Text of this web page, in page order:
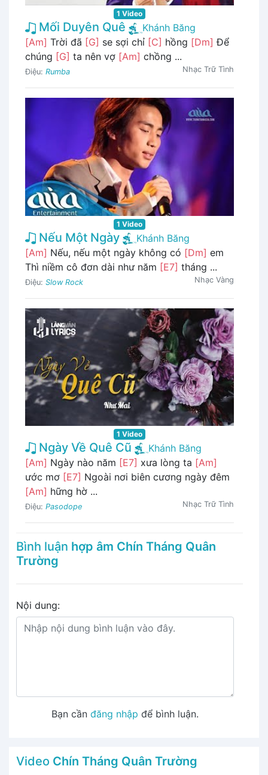
1 Video
Mối Duyên Quê
Khánh Băng
[Am] Trời đã [G] se sợi chỉ [C] hồng [Dm] Để
chúng [G] ta nên vợ [Am] chồng ...
Điệu: Rumba Nhạc Trữ Tình
1 Video
Nếu Một Ngày
Khánh Băng
[Am] Nếu, nếu một ngày không có [Dm] em
Thì niềm cô đơn dài như năm [E7] tháng ...
Điệu: Slow Rock Nhạc Vàng
1 Video
Ngày Về Quê Cũ
Khánh Băng
[Am] Ngày nào năm [E7] xưa lòng ta [Am]
ước mơ [E7] Ngoài nơi biên cương ngày đêm
[Am] hững hờ ...
Điệu: Pasodope Nhạc Trữ Tình
Bình luận hợp âm Chín Tháng Quân
Trường
Nội dung:
Bạn cần đăng nhập để bình luận.
Video Chín Tháng Quân Trường